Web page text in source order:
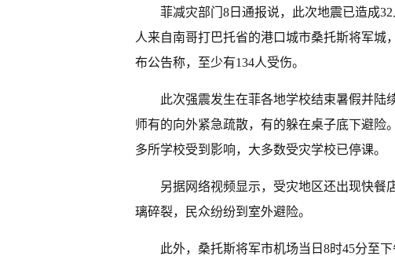
菲减灾部门8日通报说，此次地震已造成
人来自南哥打巴托省的港口城市桑托斯将军城
布公告称，至少有134人受伤。
此次强震发生在菲各地学校结束暑假并陆
师有的向外紧急疏散，有的躲在桌子底下避险
多所学校受到影响，大多数受灾学校已停课。
另据网络视频显示，受灾地区还出现快餐
璃碎裂，民众纷纷到室外避险。
此外，桑托斯将军市机场当日8时45分至